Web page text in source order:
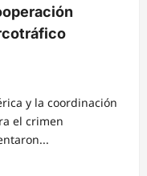
y la coordinación
el crimen